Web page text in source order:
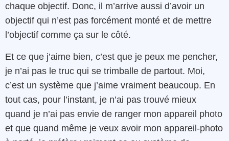
chaque objectif. Donc, il m’arrive aussi d’avoir un
objectif qui n’est pas forcément monté et de mettre
l’objectif comme ça sur le côté.
Et ce que j’aime bien, c’est que je peux me pencher,
je n’ai pas le truc qui se trimballe de partout. Moi,
c’est un système que j’aime vraiment beaucoup. En
tout cas, pour l’instant, je n’ai pas trouvé mieux
quand je n’ai pas envie de ranger mon appareil photo
et que quand même je veux avoir mon appareil-photo